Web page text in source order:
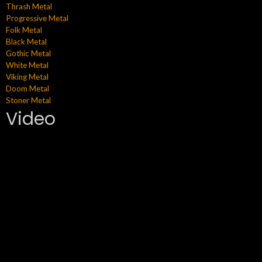
Thrash Metal
Progressive Metal
Folk Metal
Black Metal
Gothic Metal
White Metal
Viking Metal
Doom Metal
Stoner Metal
Video